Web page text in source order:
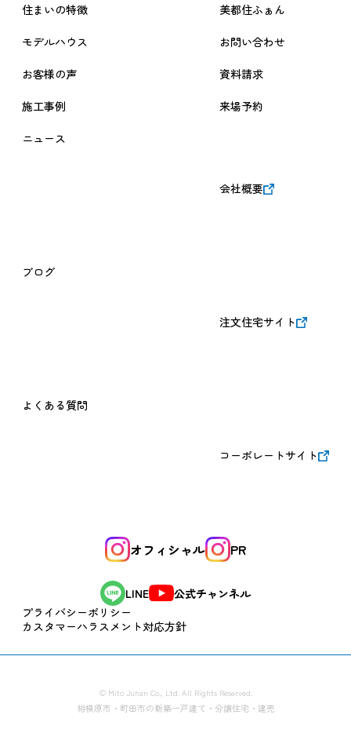
住まいの特徴
モデルハウス
お客様の声
施工事例
ニュース
ブログ
よくある質問
美都住ふぁん
お問い合わせ
資料請求
来場予約
会社概要
注文住宅サイト
コーポレートサイト
オフィシャル PR
LINE
公式チャンネル
プライバシーポリシー
カスタマーハラスメント対応方針
© Mito Juhan Co., Ltd. All Rights Reserved.
相模原市・町田市の新築一戸建て・分譲住宅・建売